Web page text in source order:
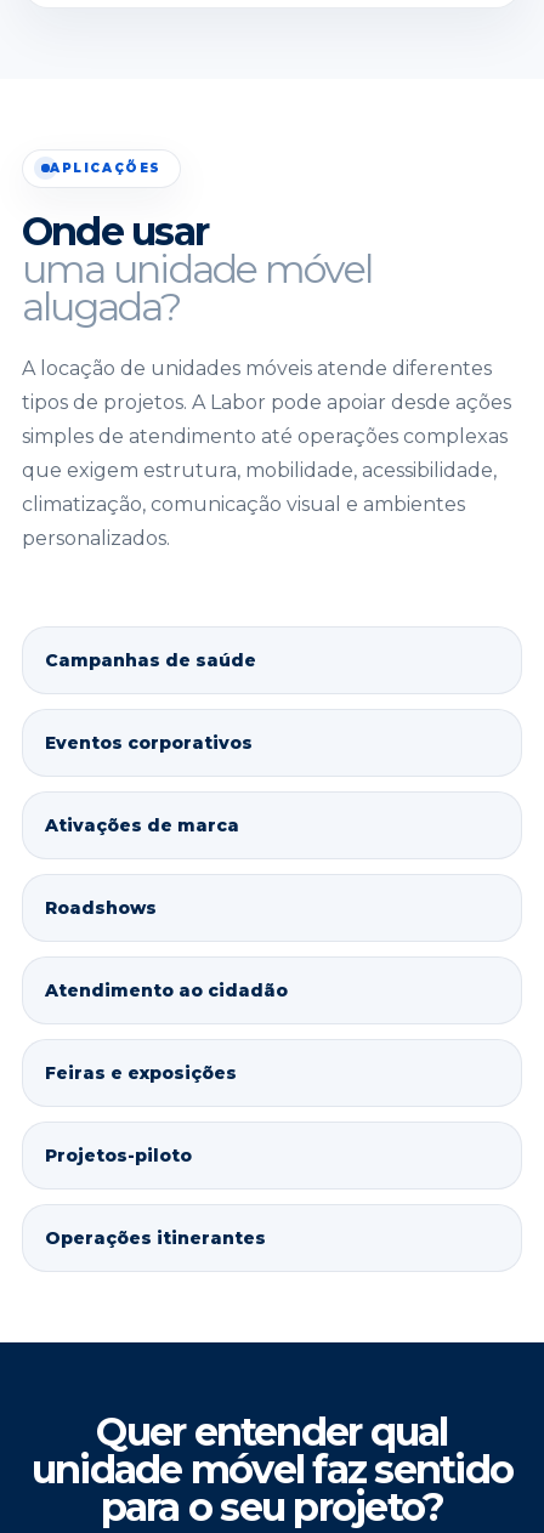
APLICAÇÕES
Onde usar
uma unidade móvel
alugada?
A locação de unidades móveis atende diferentes
tipos de projetos. A Labor pode apoiar desde ações
simples de atendimento até operações complexas
que exigem estrutura, mobilidade, acessibilidade,
climatização, comunicação visual e ambientes
personalizados.
Campanhas de saúde
Eventos corporativos
Ativações de marca
Roadshows
Atendimento ao cidadão
Feiras e exposições
Projetos-piloto
Operações itinerantes
Quer entender qual
unidade móvel faz sentido
para o seu projeto?